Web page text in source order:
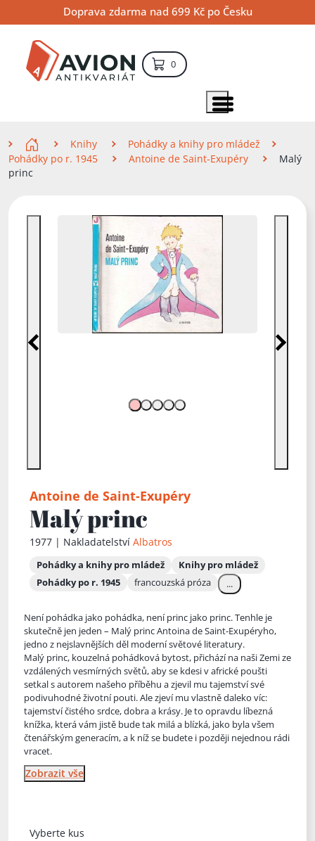
na
obsah
na
navigaci
na
vyhledávání
Doprava zdarma nad 699 Kč po Česku
0položek – košík
Zobrazit položky menu
Knihy
Pohádky a knihy pro mládež
Pohádky po r. 1945
Antoine de Saint-Exupéry
Malý
princ
Předchozí Další
Antoine de Saint-Exupéry
Malý princ
1977 | Nakladatelství Albatros
Pohádky a knihy pro mládež
Knihy pro mládež
Pohádky po r. 1945
francouzská próza ...
Není pohádka jako pohádka, není princ jako princ. Tenhle je
skutečně jen jeden – Malý princ Antoina de Saint-Exupéryho,
jedno z nejslavnějších děl moderní světové literatury.
Malý princ, kouzelná pohádková bytost, přichází na naši Zemi ze
vzdálených vesmírných světů, aby se kdesi v africké poušti
setkal s autorem našeho příběhu a zjevil mu tajemství své
podivuhodné životní pouti. Ale zjeví mu vlastně daleko víc:
tajemství čistého srdce, dobra a krásy. Je to opravdu líbezná
knížka, která vám jistě bude tak milá a blízká, jako byla všem
čtenářským generacím, a k níž se budete i později nejednou rádi
vracet.
Zobrazit vše
Vyberte kus